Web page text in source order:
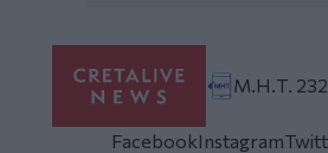
Μ.Η.Τ.
FacebookInstagram